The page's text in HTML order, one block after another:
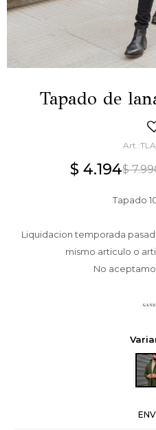
Tapado de
$ 4.194$
Tapado
Liquidacion temporada
mismo articulo o
No